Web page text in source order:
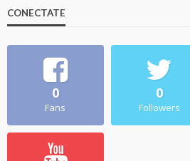
CONECTATE
0
Fans
0
Followers